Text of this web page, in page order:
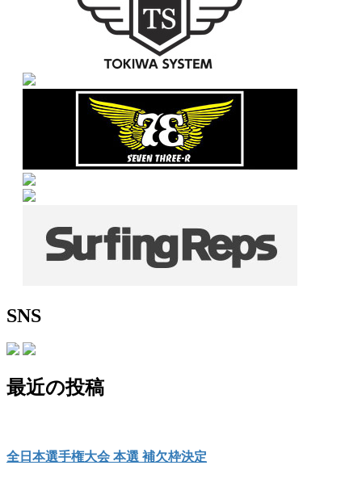
SNS
最近の投稿
全日本選手権大会 本選 補欠枠決定